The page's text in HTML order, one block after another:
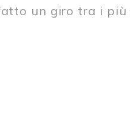
un giro tra i più